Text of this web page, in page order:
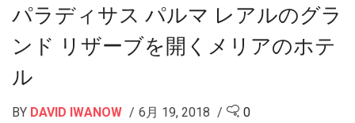
パラディサス パルマ レアルのグラ
ンド リザーブを開くメリアのホテ
ル
BY DAVID IWANOW 6月 19, 2018 0